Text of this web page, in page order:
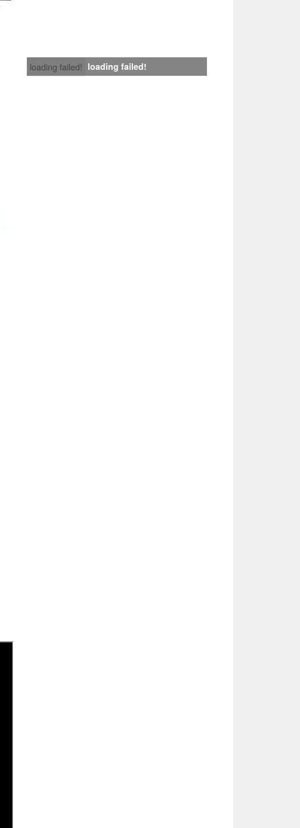
loading failed! loading failed!